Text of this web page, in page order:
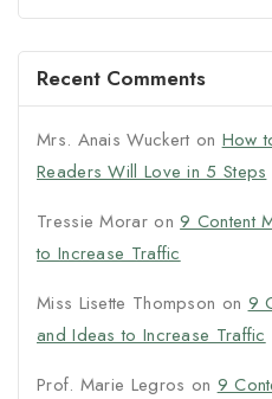
Recent Comments
Mrs. Anais Wuckert on How
Readers Will Love in 5 Steps
Tressie Moraron9 Content
to Increase Traffic
Miss Lisette Thompson on 9
and Ideas to Increase Traffic
Prof. Marie Legros on 9